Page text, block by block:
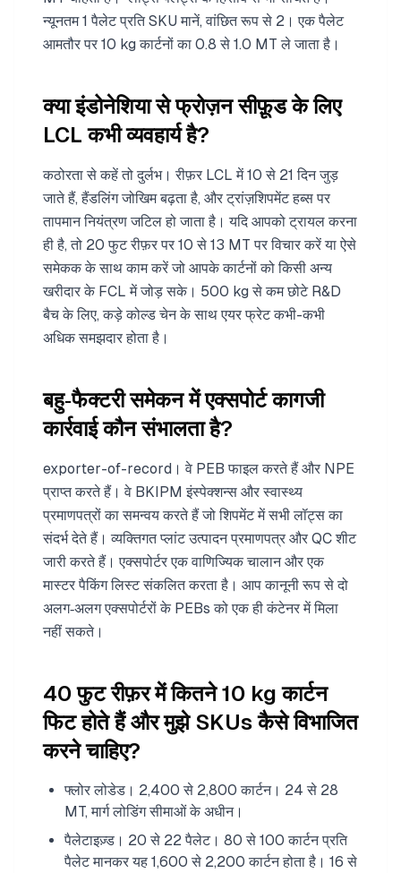
न्यूनतम 1 पैलेट प्रति SKU मानें, वांछित रूप से 2। एक पैलेट
आमतौर पर 10 kg कार्टनों का 0.8 से 1.0 MT ले जाता है।
क्या इंडोनेशिया से फ्रोज़न सीफ़ूड के लिए
LCL कभी व्यवहार्य है?
कठोरता से कहें तो दुर्लभ। रीफ़र LCL में 10 से 21 दिन जुड़
जाते हैं, हैंडलिंग जोखिम बढ़ता है, और ट्रांज़शिपमेंट हब्स पर
तापमान नियंत्रण जटिल हो जाता है। यदि आपको ट्रायल करना
ही है, तो 20 फुट रीफ़र पर 10 से 13 MT पर विचार करें या ऐसे
समेकक के साथ काम करें जो आपके कार्टनों को किसी अन्य
खरीदार के FCL में जोड़ सके। 500 kg से कम छोटे R&D
बैच के लिए, कड़े कोल्ड चेन के साथ एयर फ्रेट कभी-कभी
अधिक समझदार होता है।
बहु‑फैक्टरी समेकन में एक्सपोर्ट कागजी
कार्रवाई कौन संभालता है?
exporter-of-record। वे PEB फाइल करते हैं और NPE
प्राप्त करते हैं। वे BKIPM इंस्पेक्शन्स और स्वास्थ्य
प्रमाणपत्रों का समन्वय करते हैं जो शिपमेंट में सभी लॉट्स का
संदर्भ देते हैं। व्यक्तिगत प्लांट उत्पादन प्रमाणपत्र और QC शीट
जारी करते हैं। एक्सपोर्टर एक वाणिज्यिक चालान और एक
मास्टर पैकिंग लिस्ट संकलित करता है। आप कानूनी रूप से दो
अलग‑अलग एक्सपोर्टरों के PEBs को एक ही कंटेनर में मिला
नहीं सकते।
40 फुट रीफ़र में कितने 10 kg कार्टन
फिट होते हैं और मुझे SKUs कैसे विभाजित
करने चाहिए?
फ्लोर लोडेड। 2,400 से 2,800 कार्टन। 24 से 28
MT, मार्ग लोडिंग सीमाओं के अधीन।
पैलेटाइज़्ड। 20 से 22 पैलेट। 80 से 100 कार्टन प्रति
पैलेट मानकर यह 1,600 से 2,200 कार्टन होता है। 16 से